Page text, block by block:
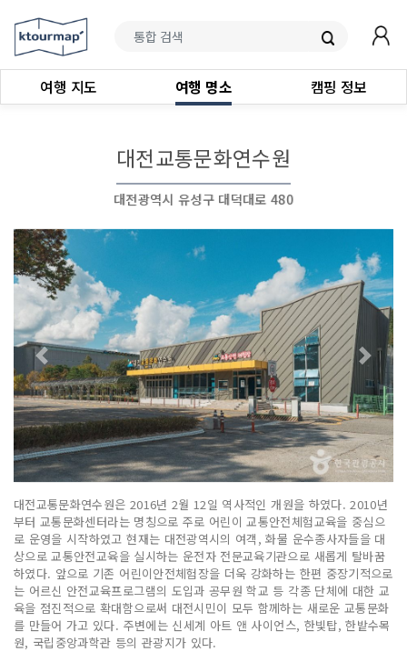
여행 지도 여행 명소 캠핑 정보
대전교통문화연수원
대전광역시 유성구 대덕대로 480
대전교통문화연수원은 2016년 2월 12일 역사적인 개원을 하였다. 2010년
부터 교통문화센터라는 명칭으로 주로 어린이 교통안전체험교육을 중심으
로 운영을 시작하였고 현재는 대전광역시의 여객, 화물 운수종사자들을 대
상으로 교통안전교육을 실시하는 운전자 전문교육기관으로 새롭게 탈바꿈
하였다. 앞으로 기존 어린이안전체험장을 더욱 강화하는 한편 중장기적으로
는 어르신 안전교육프로그램의 도입과 공무원 학교 등 각종 단체에 대한 교
육을 점진적으로 확대함으로써 대전시민이 모두 함께하는 새로운 교통문화
를 만들어 가고 있다. 주변에는 신세계 아트 앤 사이언스, 한빛탑, 한밭수목
원, 국립중앙과학관 등의 관광지가 있다.